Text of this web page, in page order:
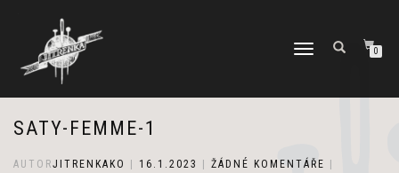
PŘEPNOUT
0
SATY-FEMME-1
AUTORJITRENKAKO 16.1.2023 ŽÁDNÉ KOMENTÁŘE